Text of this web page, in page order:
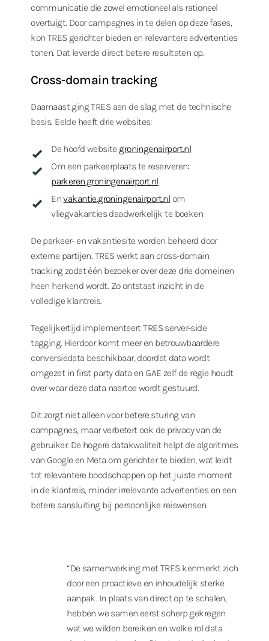
communicatie die zowel emotioneel als rationeel
overtuigt. Door campagnes in te delen op deze fases,
kon TRES gerichter bieden en relevantere advertenties
tonen. Dat leverde direct betere resultaten op.
Cross-domain tracking
Daarnaast ging TRES aan de slag met de technische
basis. Eelde heeft drie websites:
De hoofd website groningenairport.nl
Om een parkeerplaats te reserveren:
parkeren.groningenairport.nl
Envakantie.groningenairport.nl om
vliegvakanties daadwerkelijk te boeken
De parkeer- en vakantiesite worden beheerd door
externe partijen. TRES werkt aan cross-domain
tracking zodat één bezoeker over deze drie domeinen
heen herkend wordt. Zo ontstaat inzicht in de
volledige klantreis.
Tegelijkertijd implementeert TRES server-side
tagging. Hierdoor komt meer en betrouwbaardere
conversiedata beschikbaar, doordat data wordt
omgezet in first party data en GAE zelf de regie houdt
over waar deze data naartoe wordt gestuurd.
Dit zorgt niet alleen voor betere sturing van
campagnes, maar verbetert ook de privacy van de
gebruiker. De hogere datakwaliteit helpt de algoritmes
van Google en Meta om gerichter te bieden, wat leidt
tot relevantere boodschappen op het juiste moment
in de klantreis, minder irrelevante advertenties en een
betere aansluiting bij persoonlijke reiswensen.
“De samenwerking met TRES kenmerkt zich
door een proactieve en inhoudelijk sterke
aanpak. In plaats van direct op te schalen,
hebben we samen eerst scherp gekregen
wat we wilden bereiken en welke rol data